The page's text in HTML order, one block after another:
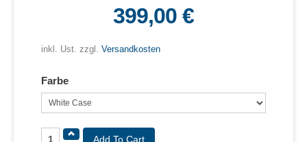
399,00 €
inkl. Ust. zzgl. Versandkosten
Farbe